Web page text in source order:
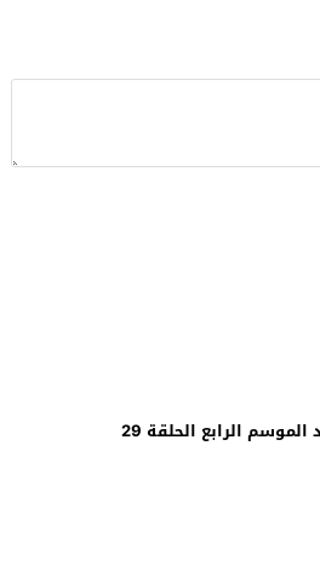
الرابع الحلقة 29